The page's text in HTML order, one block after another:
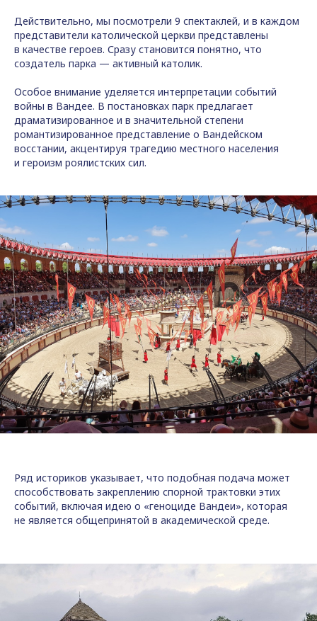
Действительно, мы посмотрели 9 спектаклей, и в каждом
представители католической церкви представлены
в качестве героев. Сразу становится понятно, что
создатель парка — активный католик.
Особое внимание уделяется интерпретации событий
войны в Вандее. В постановках парк предлагает
драматизированное и в значительной степени
романтизированное представление о Вандейском
восстании, акцентируя трагедию местного населения
и героизм роялистских сил.
Ряд историков указывает, что подобная подача может
способствовать закреплению спорной трактовки этих
событий, включая идею о «геноциде Вандеи», которая
не является общепринятой в академической среде.